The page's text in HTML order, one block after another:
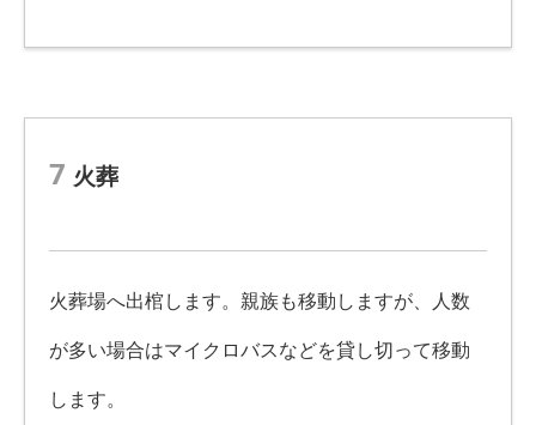
7 火葬
火葬場へ出棺します。親族も移動しますが、人数
が多い場合はマイクロバスなどを貸し切って移動
します。